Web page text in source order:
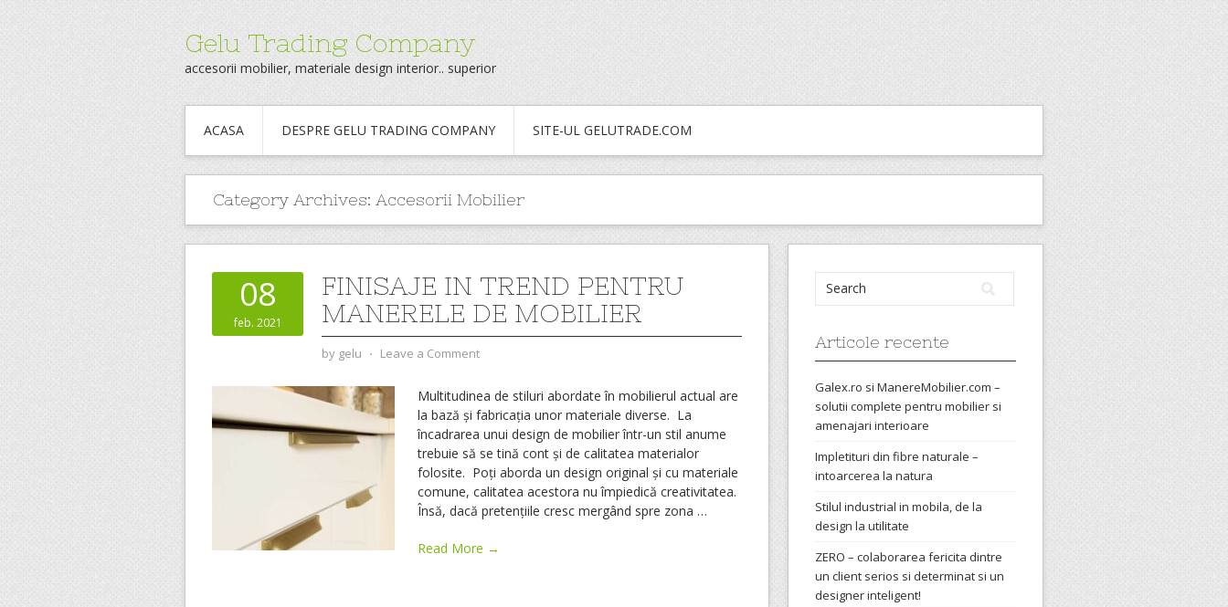
Gelu Trading Company
accesorii mobilier, materiale design interior.. superior
ACASA DESPRE GELU TRADING COMPANY SITE-UL GELUTRADE.COM
Category Archives: Accesorii Mobilier
08
feb. 2021
FINISAJE IN TREND PENTRU
MANERELE DE MOBILIER
by gelu ⋅ Leave a Comment
Multitudinea de stiluri abordate în mobilierul actual are
la bază și fabricația unor materiale diverse. La
încadrarea unui design de mobilier într-un stil anume
trebuie să se tină cont și de calitatea materialor
folosite. Poți aborda un design original și cu materiale
comune, calitatea acestora nu împiedică creativitatea.
Însă, dacă pretențiile cresc mergând spre zona …
Read More →
Articole recente
Galex.ro si ManereMobilier.com –
solutii complete pentru mobilier si
amenajari interioare
Impletituri din fibre naturale –
intoarcerea la natura
Stilul industrial in mobila, de la
design la utilitate
ZERO – colaborarea fericita dintre
un client serios si determinat si un
designer inteligent!